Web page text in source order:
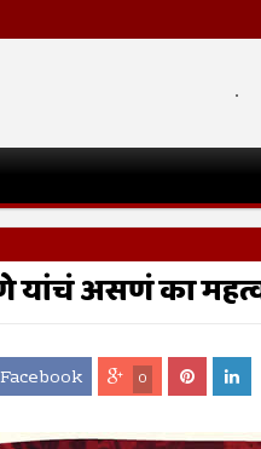
.
यांचं असणं का
Facebook 0